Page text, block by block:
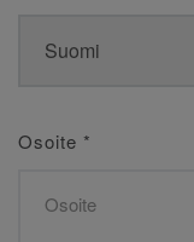
Osoite *